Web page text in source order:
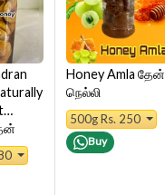
Honey Amla தேன்
நெல்லி
500g Rs. 250
Buy